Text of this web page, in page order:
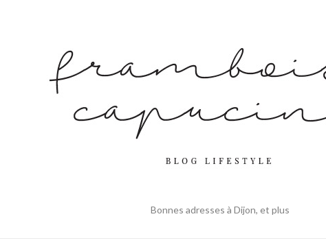
Bonnes adresses à Dijon, et plus